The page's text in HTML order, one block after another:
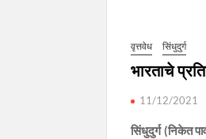
वृत्तवेध सिंधुदुर्ग
भारताचे
11/12/2021
सिंधुदुर्ग (निकेत